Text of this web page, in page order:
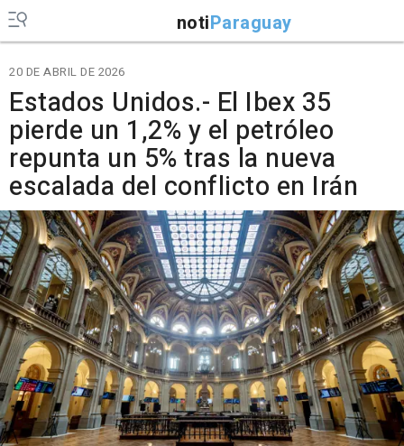
notiParaguay
20 DE ABRIL DE 2026
Estados Unidos.- El Ibex 35
pierde un 1,2% y el petróleo
repunta un 5% tras la nueva
escalada del conflicto en Irán